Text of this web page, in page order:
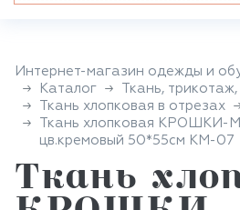
Интернет-магазин одежды и
Каталог
Ткань,
Ткань хлопковая в отрезах
Ткань хлопковая
цв.кремовый 50*55см КМ-07
Ткань